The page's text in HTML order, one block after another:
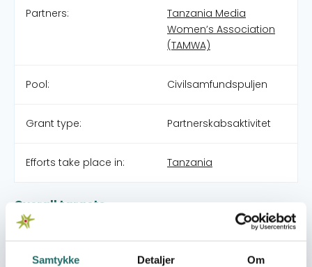
Samtykke Detaljer Om
Partners:
Tanzania Media
Women’s Association
(TAMWA)
Pool: Civilsamfundspuljen
Grant type: Partnerskabsaktivitet
Efforts take place in: Tanzania
Overall targets
Den overordnede målsætning er at styrke den samlede
indsats for kvinders rettigheder i Tanzania både socialt
og på arbejdsmarkedet.